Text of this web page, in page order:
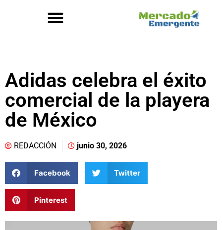
Adidas celebra el éxito
comercial de la playera
de México
REDACCIÓN junio 30, 2026
Facebook Twitter
Pinterest